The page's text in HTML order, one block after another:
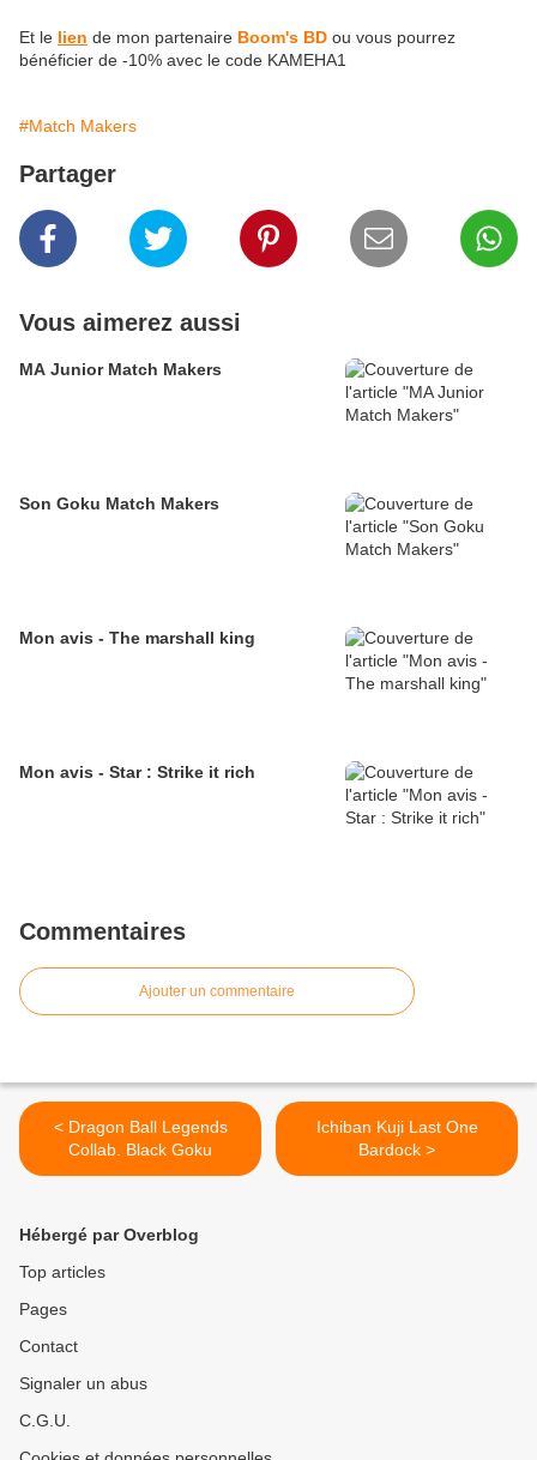
Et le lien de mon partenaire Boom's BD ou vous pourrez
bénéficier de -10% avec le code KAMEHA1
#Match Makers
Partager
Vous aimerez aussi
MA Junior Match Makers
Son Goku Match Makers
Mon avis - The marshall king
Mon avis - Star : Strike it rich
Commentaires
Ajouter un commentaire
< Dragon Ball Legends
Collab. Black Goku
Ichiban Kuji Last One
Bardock >
Hébergé par Overblog
Top articles
Pages
Contact
Signaler un abus
C.G.U.